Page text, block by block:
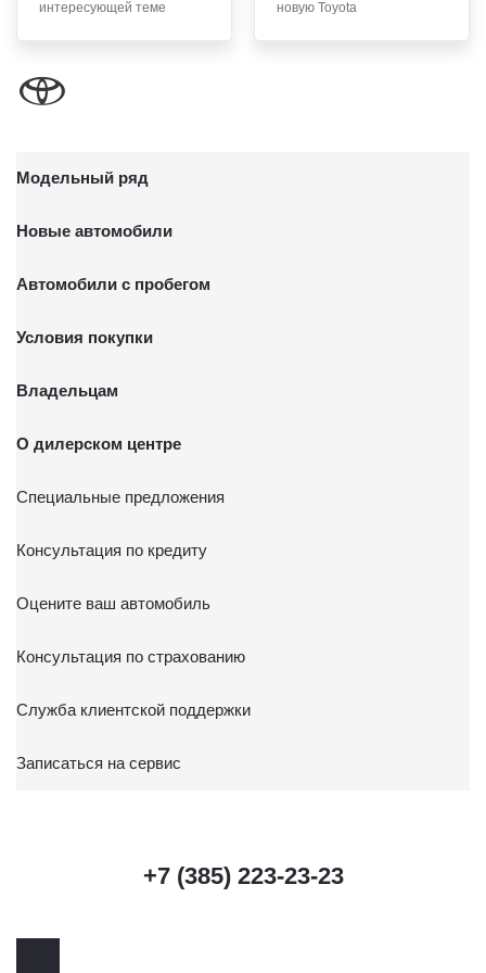
Автомобильный, стр. 5А/1.
интересующей теме
новую Toyota
Модельный ряд
Новые автомобили
Автомобили с пробегом
Условия покупки
Владельцам
О дилерском центре
Специальные предложения
Консультация по кредиту
Оцените ваш автомобиль
Консультация по страхованию
Служба клиентской поддержки
Записаться на сервис
+7 (385) 223-23-23